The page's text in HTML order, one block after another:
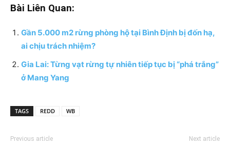
Bài Liên Quan:
Gần 5.000 m2 rừng phòng hộ tại Bình Định bị đốn hạ,
ai chịu trách nhiệm?
Gia Lai: Từng vạt rừng tự nhiên tiếp tục bị “phá trắng”
ở Mang Yang
TAGS REDD WB
Previous article Next article